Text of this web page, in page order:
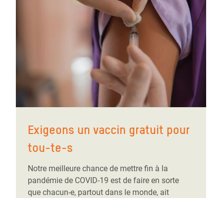
Exigeons un vaccin gratuit pour
tou-te-s
Notre meilleure chance de mettre fin à la
pandémie de COVID-19 est de faire en sorte
que chacun-e, partout dans le monde, ait